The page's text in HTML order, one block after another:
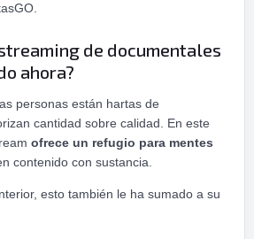
de documentales
ahora?
personas están hartas de
cantidad sobre calidad. En este
ofrece un refugio para mentes
contenido con sustancia.
esto también le ha sumado a su